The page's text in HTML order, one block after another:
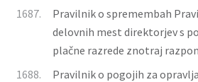
1687.
Pravilnik o spremembah
delovnih mest direktorjev s
plačne razrede znotraj
1688.
Pravilnik o pogojih za